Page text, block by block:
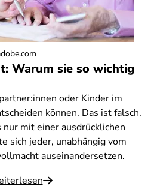
Warum sie so wichtig
oder Kinder im
können. Das ist falsch.
mit einer ausdrücklichen
sich jeder, unabhängig vom
auseinandersetzen.